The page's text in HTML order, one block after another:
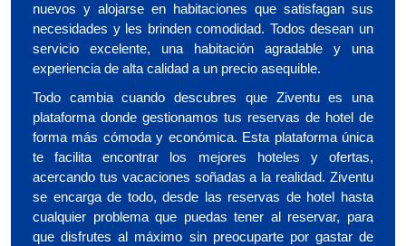
nuevos y alojarse en habitaciones que satisfagan sus
necesidades y les brinden comodidad. Todos desean un
servicio excelente, una habitación agradable y una
experiencia de alta calidad a un precio asequible.
Todo cambia cuando descubres que Ziventu es una
plataforma donde gestionamos tus reservas de hotel de
forma más cómoda y económica. Esta plataforma única
te facilita encontrar los mejores hoteles y ofertas,
acercando tus vacaciones soñadas a la realidad. Ziventu
se encarga de todo, desde las reservas de hotel hasta
cualquier problema que puedas tener al reservar, para
que disfrutes al máximo sin preocuparte por gastar de